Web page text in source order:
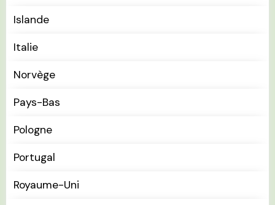
Islande
Italie
Norvège
Pays-Bas
Pologne
Portugal
Royaume-Uni